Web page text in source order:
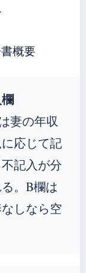
概要
妻の年収
応じて記
記入が分
。B欄は
しなら空